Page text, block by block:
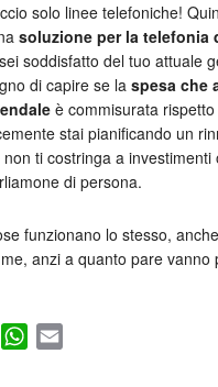
solo linee telefoniche!
soluzione per la telefonia
soddisfatto del tuo attuale
di capire se la spesa che
è commisurata rispetto
stai pianificando un
ti costringa a investimenti
di persona.
funzionano lo stesso,
anzi a quanto pare vanno
WhatsApp